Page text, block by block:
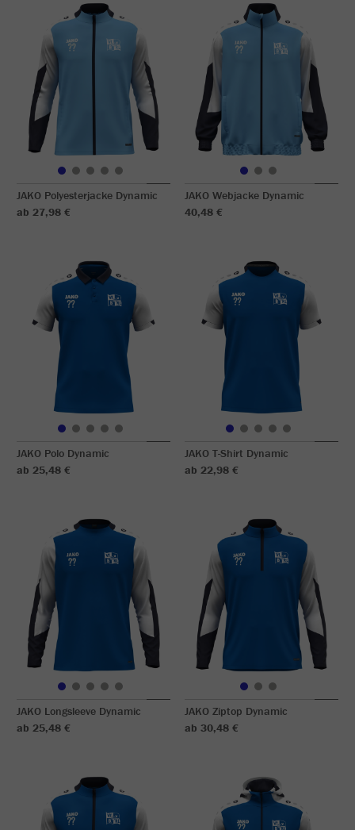
JAKO Polyesterjacke Dynamic
ab 27,98 €
JAKO Webjacke Dynamic
40,48 €
JAKO Polo Dynamic
ab 25,48 €
JAKO T-Shirt Dynamic
ab 22,98 €
JAKO Longsleeve Dynamic
ab 25,48 €
JAKO Ziptop Dynamic
ab 30,48 €